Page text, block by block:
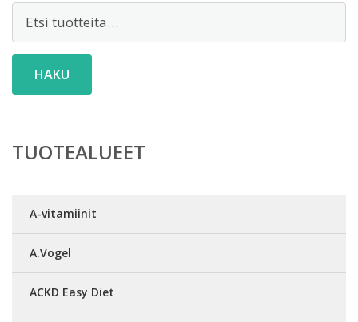
Etsi:
HAKU
TUOTEALUEET
A-vitamiinit
A.Vogel
ACKD Easy Diet